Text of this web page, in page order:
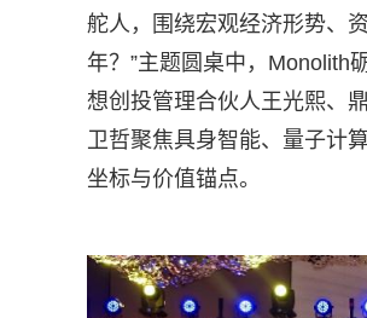
舵人，围绕宏观经济形势、
年？”主题圆桌中，Monolith
想创投管理合伙人王光熙、
卫哲聚焦具身智能、量子计
坐标与价值锚点。